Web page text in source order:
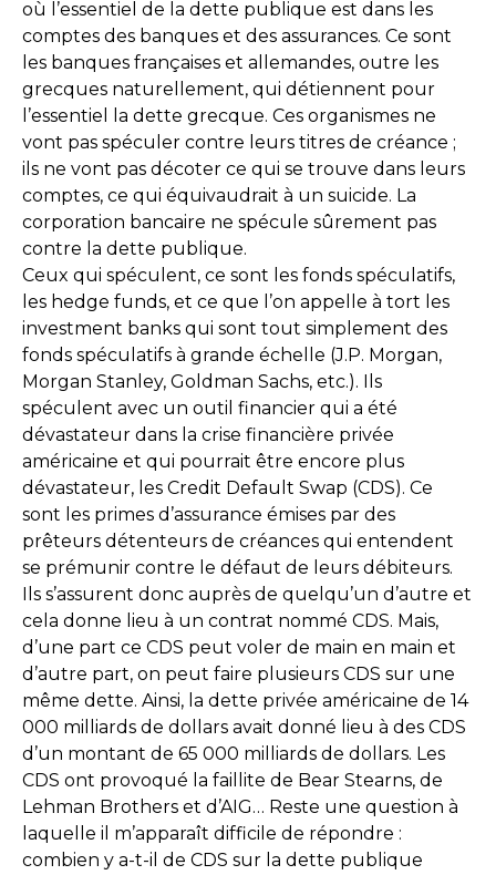
où l’essentiel de la dette publique est dans les
comptes des banques et des assurances. Ce sont
les banques françaises et allemandes, outre les
grecques naturellement, qui détiennent pour
l’essentiel la dette grecque. Ces organismes ne
vont pas spéculer contre leurs titres de créance ;
ils ne vont pas décoter ce qui se trouve dans leurs
comptes, ce qui équivaudrait à un suicide. La
corporation bancaire ne spécule sûrement pas
contre la dette publique.
Ceux qui spéculent, ce sont les fonds spéculatifs,
les hedge funds, et ce que l’on appelle à tort les
investment banks qui sont tout simplement des
fonds spéculatifs à grande échelle (J.P. Morgan,
Morgan Stanley, Goldman Sachs, etc.). Ils
spéculent avec un outil financier qui a été
dévastateur dans la crise financière privée
américaine et qui pourrait être encore plus
dévastateur, les Credit Default Swap (CDS). Ce
sont les primes d’assurance émises par des
prêteurs détenteurs de créances qui entendent
se prémunir contre le défaut de leurs débiteurs.
Ils s’assurent donc auprès de quelqu’un d’autre et
cela donne lieu à un contrat nommé CDS. Mais,
d’une part ce CDS peut voler de main en main et
d’autre part, on peut faire plusieurs CDS sur une
même dette. Ainsi, la dette privée américaine de 14
000 milliards de dollars avait donné lieu à des CDS
d’un montant de 65 000 milliards de dollars. Les
CDS ont provoqué la faillite de Bear Stearns, de
Lehman Brothers et d’AIG… Reste une question à
laquelle il m’apparaît difficile de répondre :
combien y a-t-il de CDS sur la dette publique